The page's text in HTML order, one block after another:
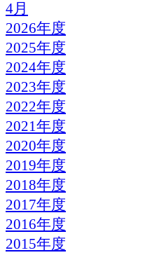
4月
2026年度
2025年度
2024年度
2023年度
2022年度
2021年度
2020年度
2019年度
2018年度
2017年度
2016年度
2015年度